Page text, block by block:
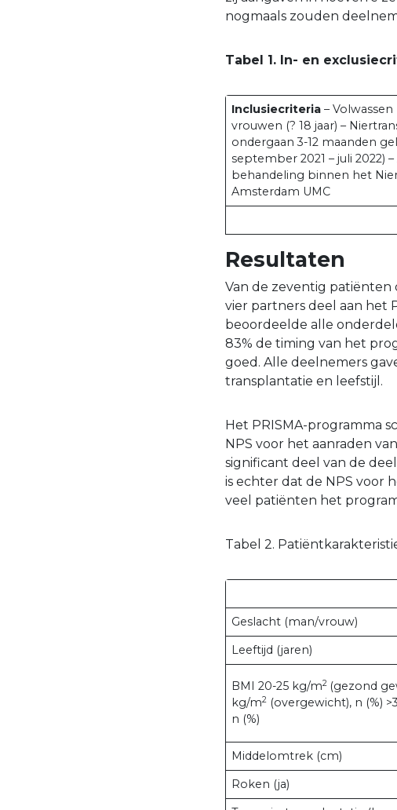
nogmaals zouden
Tabel 1. In- en
Inclusiecriteria –
vrouwen (? 18 jaar) –
ondergaan 3-12 maanden
september 2021 – juli 2022)
behandeling binnen het
Amsterdam UMC
Resultaten
Van de zeventig patiënten
vier partners deel aan het
beoordeelde alle
83% de timing van het
goed. Alle deelnemers
transplantatie en leefstijl.
Het PRISMA-programma
NPS voor het aanraden
significant deel van de
is echter dat de NPS voor
veel patiënten het
Tabel 2.
Geslacht (man/vrouw)
Leeftijd (jaren)
BMI 20-25 kg/m2 (gezond
kg/m2 (overgewicht), n (%)
n (%)
Middelomtrek (cm)
Roken (ja)